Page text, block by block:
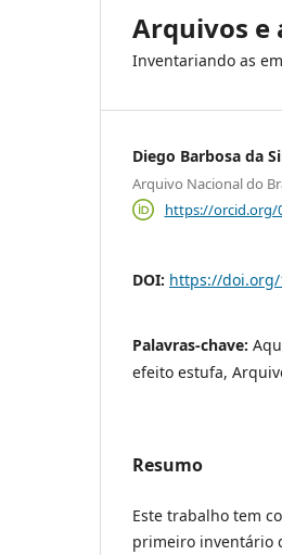
Arquivos e
Inventariando as
Diego Barbosa da
Arquivo Nacional do
https://orcid.org/
DOI: https://doi.org/
Palavras-chave:
efeito estufa,
Resumo
Este trabalho tem
primeiro inventário